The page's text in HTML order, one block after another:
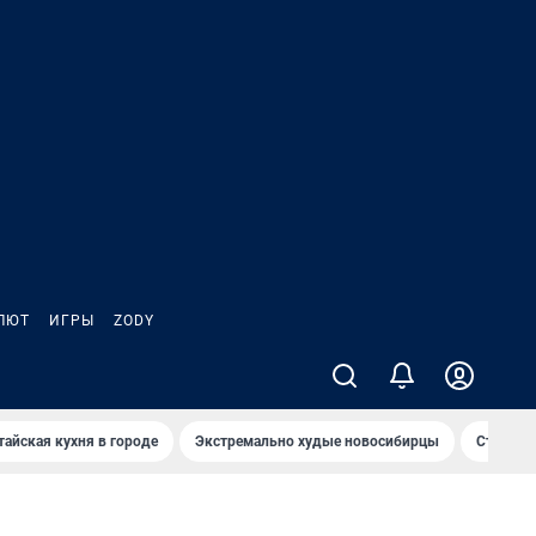
ИГРЫ ZODY
кухня в городе Экстремально худые новосибирцы Старт